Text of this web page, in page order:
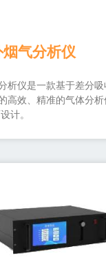
气分析仪
析仪是一款基于差分
高效、精准的气体分
计。